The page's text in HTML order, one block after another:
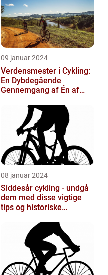
09 januar 2024
Verdensmester i Cykling:
En Dybdegående
Gennemgang af Én af
Prestigefyldte r
08 januar 2024
Siddesår cykling - undgå
dem med disse vigtige
tips og historiske